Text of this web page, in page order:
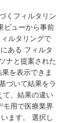
くフィルタリン
ビューから事前
ルタリングで
ある フィルタ
ナと提案された
を表示できま
づいて結果をラ
て、結果の違い
モ用で医療業界
ます。 選択し